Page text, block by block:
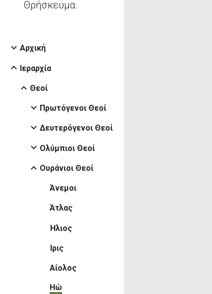
Θρήσκευμα.
Αρχική
Ιεραρχία
Θεοί
Πρωτόγενοι Θεοί
Δευτερόγενοι Θεοί
Ολύμπιοι Θεοί
Ουράνιοι Θεοί
Άνεμοι
Άτλας
Ήλιος
Ίρις
Αίολος
Ηώ